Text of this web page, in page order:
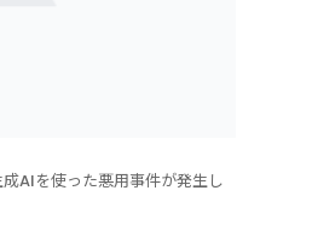
AIを使った悪用事件が発生し